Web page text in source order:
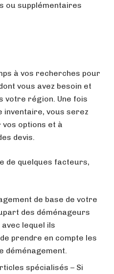
ou supplémentaires
à vos recherches pour
vous avez besoin et
votre région. Une fois
inventaire, vous serez
options et à
devis.
de quelques facteurs,
de base de votre
des déménageurs
lequel ils
prendre en compte les
déménagement.
spécialisés – Si